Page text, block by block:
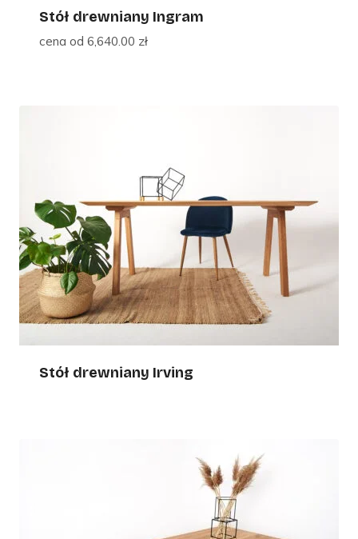
Stół drewniany Ingram
cena od 6,640.00 zł
Stół drewniany Irving